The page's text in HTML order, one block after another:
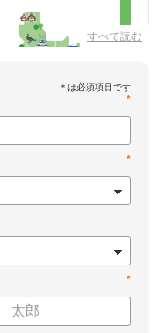
すべて読む
*
*
*